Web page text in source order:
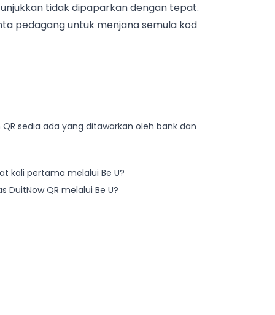
tidak dipaparkan dengan tepat.
pedagang untuk menjana semula kod
sedia ada yang ditawarkan oleh bank dan
kali pertama melalui Be U?
QR melalui Be U?